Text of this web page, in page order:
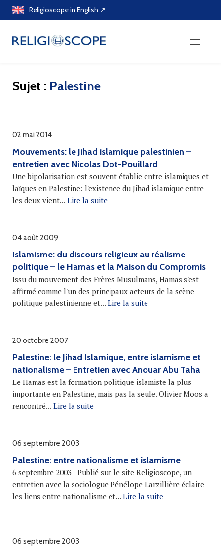
Skip
Religioscope in English ↗
Sujet : Palestine
02 mai 2014
Mouvements: le Jihad islamique palestinien –
entretien avec Nicolas Dot-Pouillard
Une bipolarisation est souvent établie entre islamiques et
laïques en Palestine: l'existence du Jihad islamique entre
les deux vient... Lire la suite
04 août 2009
Islamisme: du discours religieux au réalisme
politique – le Hamas et la Maison du Compromis
Issu du mouvement des Frères Musulmans, Hamas s'est
affirmé comme l'un des principaux acteurs de la scène
politique palestinienne et... Lire la suite
20 octobre 2007
Palestine: le Jihad Islamique, entre islamisme et
nationalisme – Entretien avec Anouar Abu Taha
Le Hamas est la formation politique islamiste la plus
importante en Palestine, mais pas la seule. Olivier Moos a
rencontré... Lire la suite
06 septembre 2003
Palestine: entre nationalisme et islamisme
6 septembre 2003 - Publié sur le site Religioscope, un
entretien avec la sociologue Pénélope Larzillière éclaire
les liens entre nationalisme et... Lire la suite
06 septembre 2003